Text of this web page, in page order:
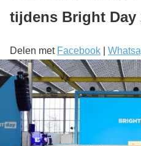
tijdens Bright Day
Delen met Facebook